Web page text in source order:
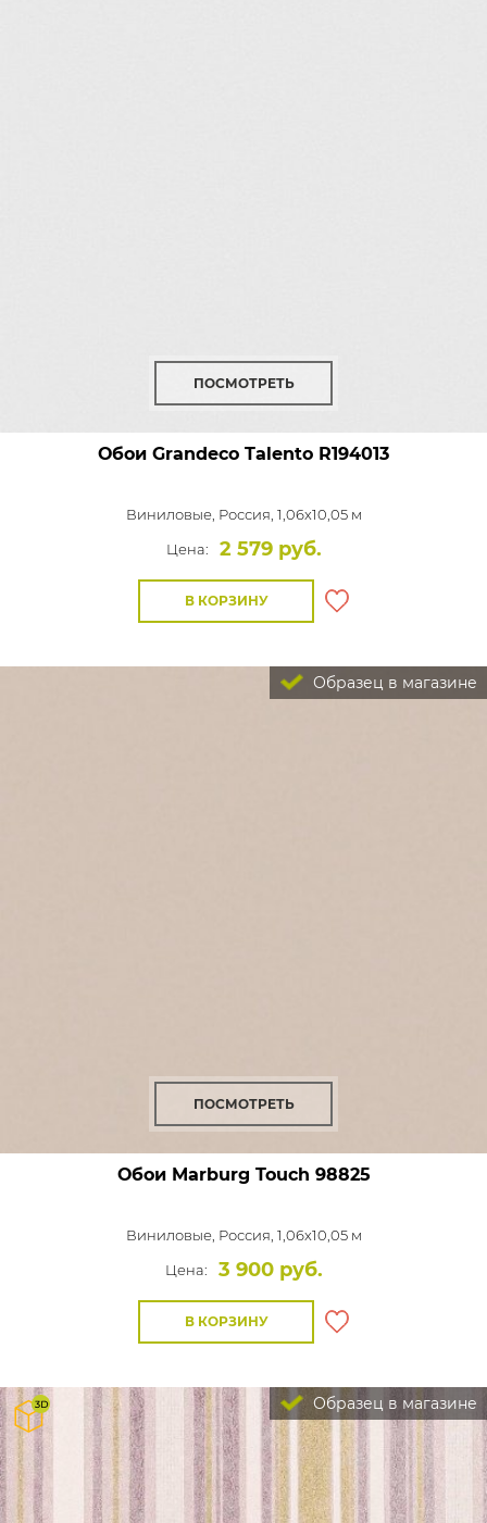
ПОСМОТРЕТЬ
Обои Grandeco Talento R194013
Виниловые, Россия, 1,06x10,05 м
Цена:
2 579 руб.
В КОРЗИНУ
Образец в магазине
ПОСМОТРЕТЬ
Обои Marburg Touch 98825
Виниловые, Россия, 1,06x10,05 м
Цена:
3 900 руб.
В КОРЗИНУ
Образец в магазине